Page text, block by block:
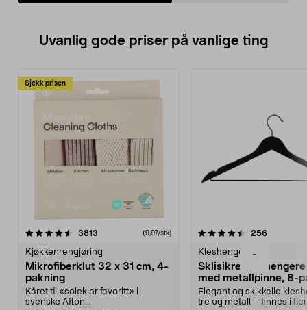
-
Uvanlig gode priser på vanlige ting
Sjekk prisen
3813 anmeldelser(9,97/stk)
Kjøkkenrengjøring
Mikrofiberklut 32 x 31 cm, 4-
pakning
Kåret til «soleklar favoritt» i
svenske Afton...
4.5av 5 stjerner 256
Kleshengere
Sklisikre
med metallpinne, 8-
Elegant og skikkelig
tre og metall – finnes i
4.5av 5 stjerner